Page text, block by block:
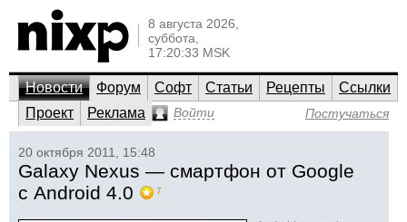
8 августа 2026,
суббота,
17:20:33 MSK
Новости Форум Софт Статьи Рецепты
Ссылки
Проект
Реклама Войти Постучаться
20 октября 2011, 15:48
Galaxy Nexus — смартфон от Google
с Android 4.0
7